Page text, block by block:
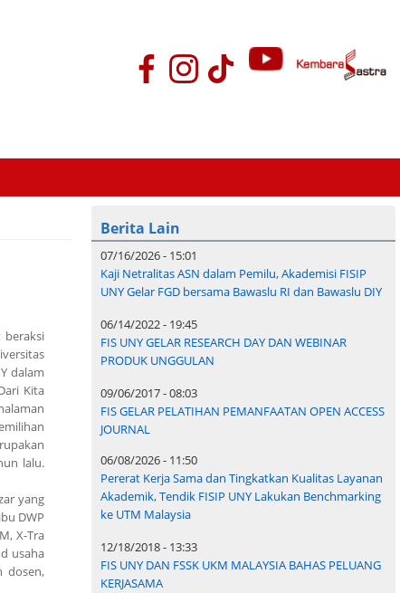
dalam
Kita
lalu.
yang
DWP
X-Tra
usaha
dosen,
Berita Lain
07/16/2026 - 15:01
Kaji Netralitas ASN dalam Pemilu, Akademisi FISIP
UNY Gelar FGD bersama Bawaslu RI dan Bawaslu DIY
06/14/2022 - 19:45
FIS UNY GELAR RESEARCH DAY DAN WEBINAR
PRODUK UNGGULAN
09/06/2017 - 08:03
FIS GELAR PELATIHAN PEMANFAATAN OPEN ACCESS
JOURNAL
06/08/2026 - 11:50
Pererat Kerja Sama dan Tingkatkan Kualitas Layanan
Akademik, Tendik FISIP UNY Lakukan Benchmarking
ke UTM Malaysia
12/18/2018 - 13:33
FIS UNY DAN FSSK UKM MALAYSIA BAHAS PELUANG
KERJASAMA